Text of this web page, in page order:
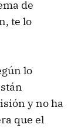
de
te lo
lo
y no ha
que el